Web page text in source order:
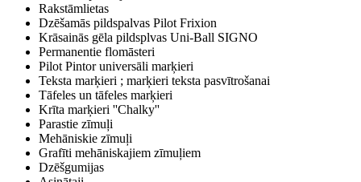
Rakstāmlietas
Dzēšamās pildspalvas Pilot Frixion
Krāsainās gēla pildsplvas Uni-Ball SIGNO
Permanentie flomāsteri
Pilot Pintor universāli marķieri
Teksta marķieri ; marķieri teksta pasvītrošanai
Tāfeles un tāfeles marķieri
Krīta marķieri ''Chalky''
Parastie zīmuļi
Mehāniskie zīmuļi
Grafīti mehāniskajiem zīmuļiem
Dzēšgumijas